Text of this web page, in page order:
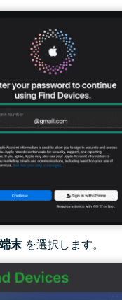
端末 を選択します。